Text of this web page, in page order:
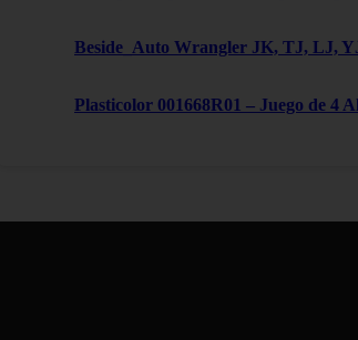
Beside_Auto Wrangler JK, TJ, LJ,
Plasticolor 001668R01 – Juego de 4